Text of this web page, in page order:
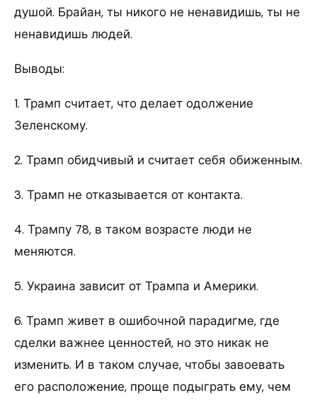
душой. Брайан, ты никого не ненавидишь, ты не
ненавидишь людей.
Выводы:
1. Трамп считает, что делает одолжение
Зеленскому.
2. Трамп обидчивый и считает себя обиженным.
3. Трамп не отказывается от контакта.
4. Трампу 78, в таком возрасте люди не
меняются.
5. Украина зависит от Трампа и Америки.
6. Трамп живет в ошибочной парадигме, где
сделки важнее ценностей, но это никак не
изменить. И в таком случае, чтобы завоевать
его расположение, проще подыграть ему, чем